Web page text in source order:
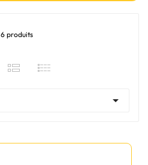
6 produits
